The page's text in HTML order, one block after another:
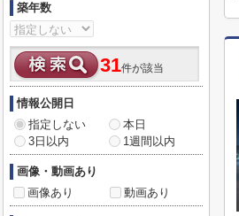
築年数
31件が該当
情報公開日
指定しない
本日
3日以内
1週間以内
画像・動画あり
画像あり
動画あり